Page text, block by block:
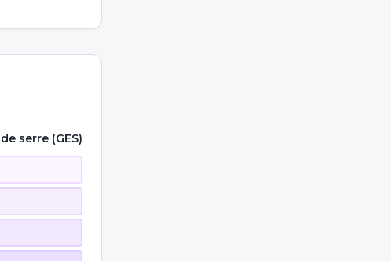
serre (GES)